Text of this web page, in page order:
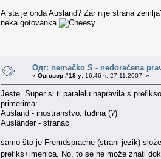
A sta je onda Ausland? Zar nije strana
neka gotovanka
Одг: nemačko S - nedorečena
« Одговор #18 у: 16.46 ч. 27.11.2007. »
Jeste. Super si ti paralelu napravila s
primerima:
Ausland - inostranstvo, tuđina (?)
Ausländer - stranac
samo što je Fremdsprache (strani jezik)
prefiks+imenica. No, to se ne može znati